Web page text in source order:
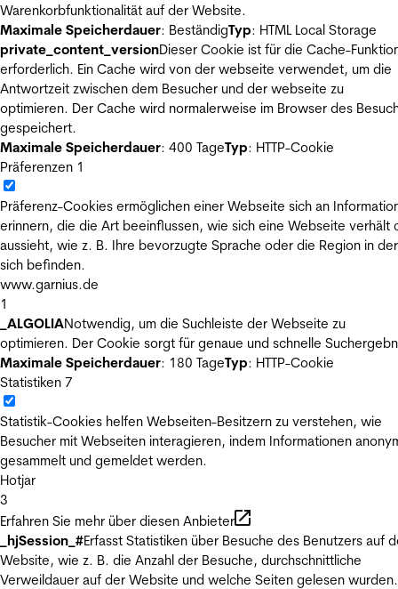
Warenkorbfunktionalität auf der Website.
Maximale Speicherdauer: BeständigTyp: HTML Local Storage
private_content_versionDieser Cookie ist für die Cache-
erforderlich. Ein Cache wird von der webseite verwendet, um die
Antwortzeit zwischen dem Besucher und der webseite zu
optimieren. Der Cache wird normalerweise im Browser des
gespeichert.
Maximale Speicherdauer: 400 TageTyp: HTTP-Cookie
Präferenzen 1
Präferenz-Cookies ermöglichen einer Webseite sich an
erinnern, die die Art beeinflussen, wie sich eine Webseite verhält
aussieht, wie z. B. Ihre bevorzugte Sprache oder die Region in
sich befinden.
www.garnius.de
1
_ALGOLIANotwendig, um die Suchleiste der Webseite zu
optimieren. Der Cookie sorgt für genaue und schnelle
Maximale Speicherdauer: 180 TageTyp: HTTP-Cookie
Statistiken 7
Statistik-Cookies helfen Webseiten-Besitzern zu verstehen, wie
Besucher mit Webseiten interagieren, indem Informationen
gesammelt und gemeldet werden.
Hotjar
3
Erfahren Sie mehr über diesen Anbieter
_hjSession_#Erfasst Statistiken über Besuche des Benutzers auf
Website, wie z. B. die Anzahl der Besuche, durchschnittliche
Verweildauer auf der Website und welche Seiten gelesen wurden.